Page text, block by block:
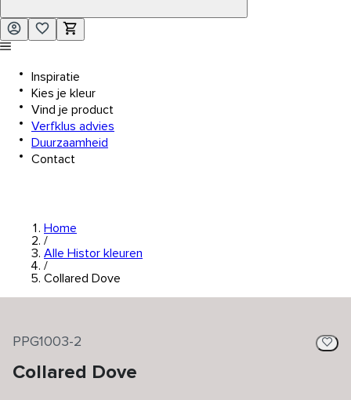
Inspiratie
Kies je kleur
Vind je product
Verfklus advies
Duurzaamheid
Contact
Home
/
Alle Histor kleuren
/
Collared Dove
PPG1003-2
Collared Dove